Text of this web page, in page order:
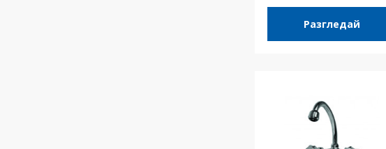
Разгледай